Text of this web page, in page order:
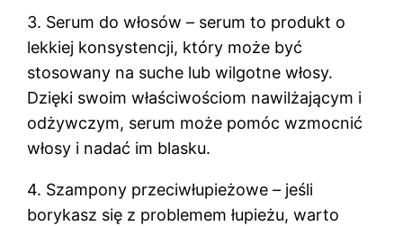
3. Serum do włosów – serum to produkt o
lekkiej konsystencji, który może być
stosowany na suche lub wilgotne włosy.
Dzięki swoim właściwościom nawilżającym i
odżywczym, serum może pomóc wzmocnić
włosy i nadać im blasku.
4. Szampony przeciwłupieżowe – jeśli
borykasz się z problemem łupieżu, warto